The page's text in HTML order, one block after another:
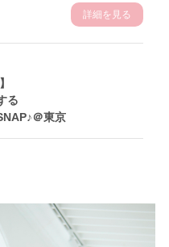
詳細を見る
る
＠東京